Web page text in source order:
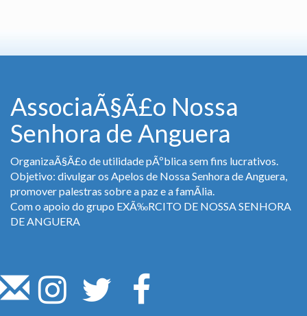
AssociaÃ§Ã£o Nossa
Senhora de Anguera
OrganizaÃ§Ã£o de utilidade pÃºblica sem fins lucrativos.
Objetivo: divulgar os Apelos de Nossa Senhora de Anguera,
promover palestras sobre a paz e a famÃ­lia.
Com o apoio do grupo EXÃ‰RCITO DE NOSSA SENHORA
DE ANGUERA